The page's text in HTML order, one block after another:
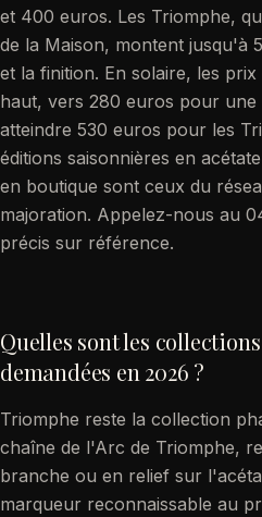
et 400 euros. Les Triomphe,
de la Maison, montent jusqu'à
et la finition. En solaire, les
haut, vers 280 euros pour une
atteindre 530 euros pour les
éditions saisonnières en
en boutique sont ceux du
majoration. Appelez-nous au
précis sur référence.
Quelles sont les
demandées en 2026 ?
Triomphe reste la collection
chaîne de l'Arc de Triomphe,
branche ou en relief sur
marqueur reconnaissable au